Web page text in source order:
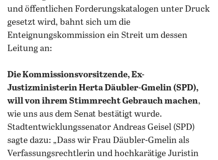
und öffentlichen Forderungskatalogen unter Druck
gesetzt wird, bahnt sich um die
Enteignungskommission ein Streit um dessen
Leitung an:
Die Kommissionsvorsitzende, Ex-
Justizministerin Herta Däubler-Gmelin (SPD),
will von ihrem Stimmrecht Gebrauch machen,
wie uns aus dem Senat bestätigt wurde.
Stadtentwicklungssenator Andreas Geisel (SPD)
sagte dazu: „Dass wir Frau Däubler-Gmelin als
Verfassungsrechtlerin und hochkarätige Juristin